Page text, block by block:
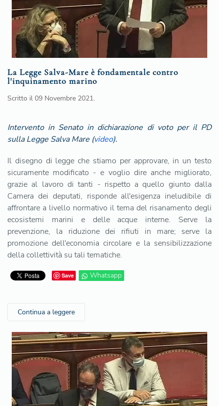
La Legge Salva-Mare è fondamentale contro
l'inquinamento marino
Scritto il 09 Novembre 2021.
Intervento in Senato in dichiarazione di voto per il PD
sulla Legge Salva Mare (video).
Il disegno di legge che stiamo per approvare, in un testo
sicuramente modificato - e voglio dire anche migliorato,
grazie al lavoro di tanti - rispetto a quello giunto dalla
Camera dei deputati, risponde all'esigenza ineludibile di
affrontare a livello normativo il tema del risanamento degli
ecosistemi marini e delle acque interne. Serve la
prevenzione, la riduzione dei rifiuti in mare; serve la
promozione dell'economia circolare e la sensibilizzazione
della collettività su tali tematiche.
Save Whatsapp
Continua a leggere